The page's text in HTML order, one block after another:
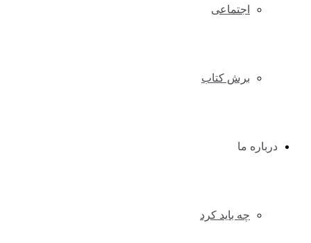
اجتماعی
برش کتاب
درباره ما
چه باید کرد